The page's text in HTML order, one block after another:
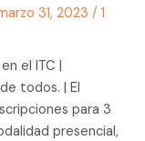
31, 2023 / 1
el ITC |
todos. | El
para 3
presencial,